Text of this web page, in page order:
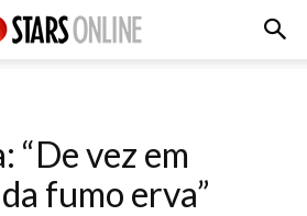
“De vez em
fumo erva”